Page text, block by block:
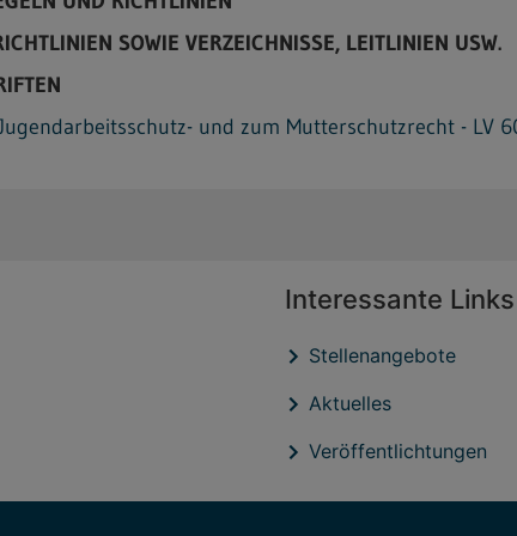
SOWIE VERZEICHNISSE, LEITLINIEN USW.
und zum Mutterschutzrecht - LV
Interessante Links
Stellenangebote
Aktuelles
Veröffentlichtungen